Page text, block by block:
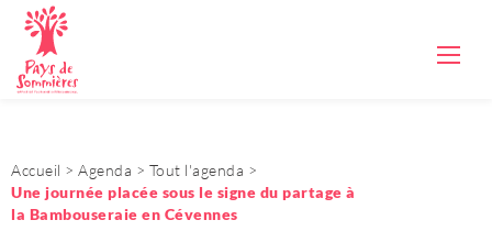
Accueil Agenda
Tout l'agenda
Une journée placée sous le signe du partage à
la Bambouseraie en Cévennes